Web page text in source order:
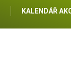
KALENDÁŘ